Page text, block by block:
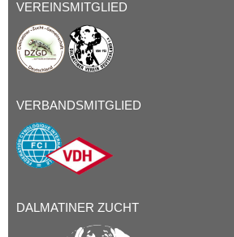
VEREINSMITGLIED
VERBANDSMITGLIED
DALMATINER ZUCHT